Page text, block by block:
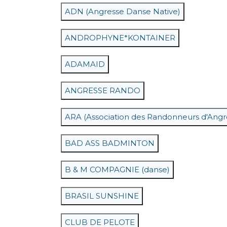
ADN (Angresse Danse Native)
ANDROPHYNE*KONTAINER
ADAMAID
ANGRESSE RANDO
ARA (Association des Randonneurs
BAD ASS BADMINTON
B & M COMPAGNIE (danse)
BRASIL SUNSHINE
CLUB DE PELOTE